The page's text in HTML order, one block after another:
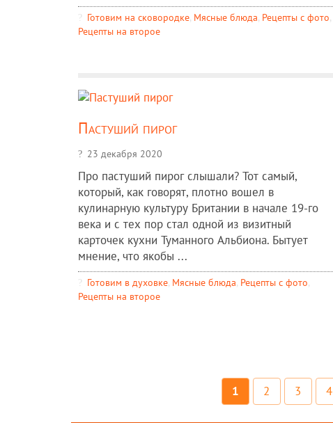
Готовим на сковородке, Мясные блюда, Рецепты c фото,
Рецепты на второе
Пастуший пирог
23 декабря 2020
Про пастуший пирог слышали? Тот самый,
который, как говорят, плотно вошел в
кулинарную культуру Британии в начале 19-го
века и с тех пор стал одной из визитный
карточек кухни Туманного Альбиона. Бытует
мнение, что якобы ...
Готовим в духовке, Мясные блюда, Рецепты c фото,
Рецепты на второе
1 2 3 4